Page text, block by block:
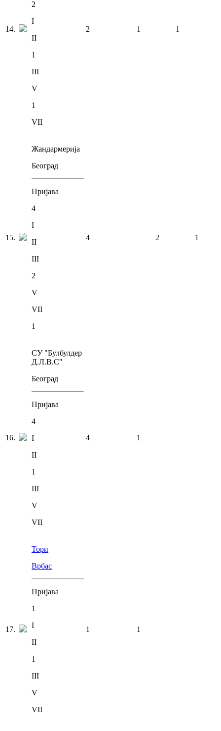
14.
2
I
II
1
III
V
1
VII
2 1 1
15.
Жандармерија
Београд
Пријава
4
I
II
III
2
V
VII
1
4 2 1
16.
СУ "Булбулдер
Д.Л.В.С"
Београд
Пријава
4
I
II
1
III
V
VII
4 1
17.
Тори
Врбас
Пријава
1
I
II
1
III
V
VII
1 1